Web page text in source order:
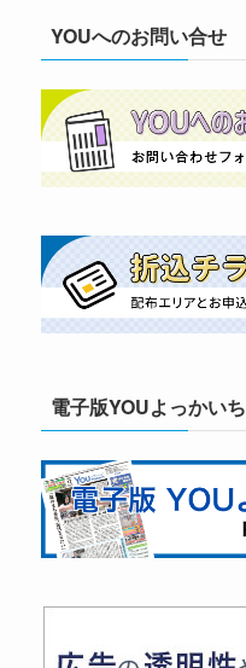
YOUへのお問い合せ
電子版YOUよっかいち